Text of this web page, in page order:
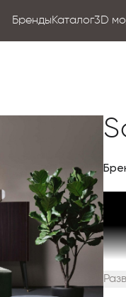
БрендыКаталог3D